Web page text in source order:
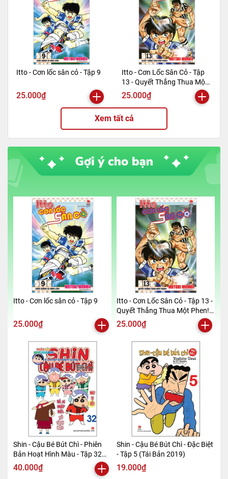
Itto - Cơn lốc sân cỏ - Tập 9
25.000₫
Itto - Cơn Lốc Sân Cỏ - Tập
13 - Quyết Thắng Thua Một
Phen!! (Tái Bản 2024)
25.000₫
Xem tất cả
Itto - Cơn lốc sân cỏ - Tập 9
25.000₫
Itto - Cơn Lốc Sân Cỏ - Tập 13 -
Quyết Thắng Thua Một Phen!!
(Tái Bản 2024)
25.000₫
Shin - Cậu Bé Bút Chì - Phiên
Bản Hoạt Hình Màu - Tập 32
(Tái Bản 2019)
40.000₫
Shin - Cậu Bé Bút Chì - Đặc Biệt
- Tập 5 (Tái Bản 2019)
19.000₫